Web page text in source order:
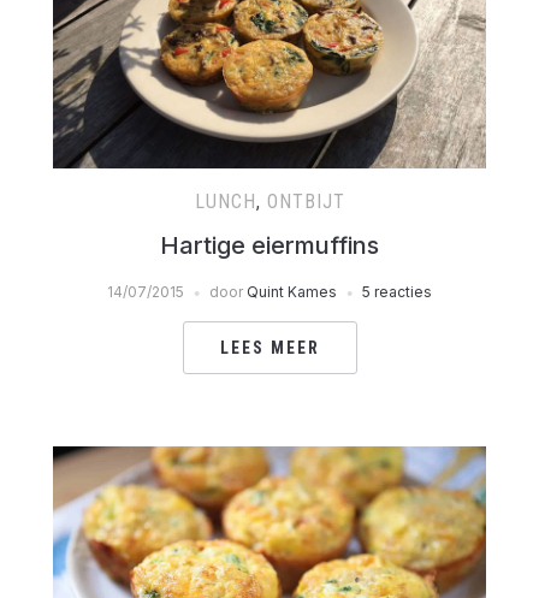
LUNCH, ONTBIJT
Hartige eiermuffins
14/07/2015 door Quint Kames 5 reacties
LEES MEER